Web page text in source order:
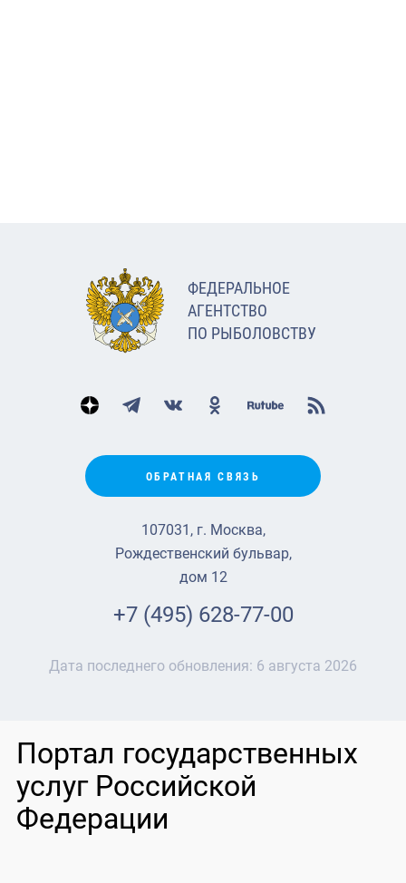
ФЕДЕРАЛЬНОЕ
АГЕНТСТВО
ПО РЫБОЛОВСТВУ
ОБРАТНАЯ СВЯЗЬ
107031, г. Москва,
Рождественский бульвар,
дом 12
+7 (495) 628-77-00
Дата последнего обновления: 6 августа 2026
Портал государственных
услуг Российской
Федерации